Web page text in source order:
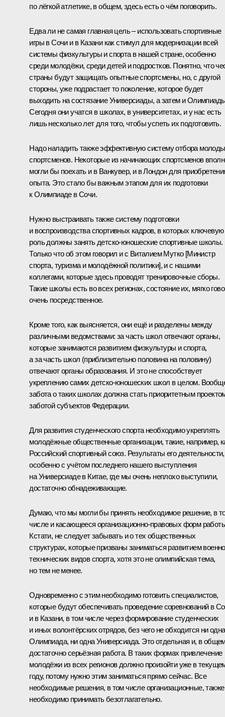
по лёгкой атлетике, в общем, здесь есть о чём поговорить.
Едва ли не самая главная цель – использовать спортивные
игры в Сочи и в Казани как стимул для модернизации всей
системы физкультуры и спорта в нашей стране, особенно
среди молодёжи, среди детей и подростков. Понятно, что
страны будут защищать опытные спортсмены, но, с другой
стороны, уже подрастает то поколение, которое будет
выходить на состязание Универсиады, а затем и
Сегодня они учатся в школах, в университетах, и у нас есть
лишь несколько лет для того, чтобы успеть их подготовить.
Надо наладить также эффективную систему отбора
спортсменов. Некоторые из начинающих спортсменов
могли бы поехать и в Ванкувер, и в Лондон для
опыта. Это стало бы важным этапом для их подготовки
к Олимпиаде в Сочи.
Нужно выстраивать также систему подготовки
и воспроизводства спортивных кадров, в которых ключевую
роль должны занять детско-юношеские спортивные школы.
Только что об этом говорил и с Виталием Мутко [Министр
спорта, туризма и молодёжной политики], и с нашими
коллегами, которые здесь проводят тренировочные сборы.
Такие школы есть во всех регионах, состояние их, мягко
очень посредственное.
Кроме того, как выясняется, они ещё и разделены между
различными ведомствами: за часть школ отвечают органы,
которые занимаются развитием физкультуры и спорта,
а за часть школ (приблизительно половина на половину)
отвечают органы образования. И это не способствует
укреплению самих детско-юношеских школ в целом.
забота о таких школах должна стать приоритетным
заботой субъектов Федерации.
Для развития студенческого спорта необходимо укреплять
молодёжные общественные организации, такие, например,
Российский спортивный союз. Результаты его деятельности,
особенно с учётом последнего нашего выступления
на Универсиаде в Китае, где мы очень неплохо выступили,
достаточно обнадеживающие.
Думаю, что мы могли бы принять необходимое решение, в
числе и касающееся организационно-правовых форм
Кстати, не следует забывать и о тех общественных
структурах, которые призваны заниматься развитием
технических видов спорта, хотя это не олимпийская тема,
но тем не менее.
Одновременно с этим необходимо готовить специалистов,
которые будут обеспечивать проведение соревнований в
и в Казани, в том числе через формирование студенческих
и иных волонтёрских отрядов, без чего не обходится ни одна
Олимпиада, ни одна Универсиада. Это отдельная и, в
достаточно серьёзная работа. В таких формах привлечение
молодёжи из всех регионов должно произойти уже в
году, потому нужно этим заниматься прямо сейчас. Все
необходимые решения, в том числе организационные, также
необходимо принимать безотлагательно.